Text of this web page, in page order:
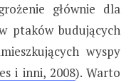
głównie dla
ptaków budujących
wyspy
i inni, 2008). Warto